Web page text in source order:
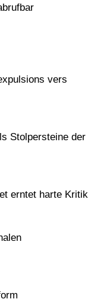
vers
Stolpersteine der
erntet harte Kritik